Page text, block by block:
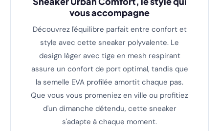
Sneaker Urban Comfort, le style qui
vous accompagne
Découvrez l'équilibre parfait entre confort et
style avec cette sneaker polyvalente. Le
design léger avec tige en mesh respirant
assure un confort de port optimal, tandis que
la semelle EVA profilée amortit chaque pas.
Que vous vous promeniez en ville ou profitiez
d'un dimanche détendu, cette sneaker